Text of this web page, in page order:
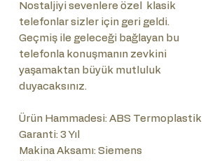
Nostaljiyi sevenlere özel klasik
telefonlar sizler için geri geldi.
Geçmiş ile geleceği bağlayan bu
telefonla konuşmanın zevkini
yaşamaktan büyük mutluluk
duyacaksınız.
Ürün Hammadesi: ABS Termoplastik
Garanti: 3 Yıl
Makina Aksamı: Siemens